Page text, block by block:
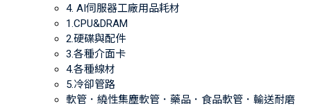
4. AI伺服器工廠用品耗材
1.CPU&DRAM
2.硬碟與配件
3.各種介面卡
4.各種線材
5.冷卻管路
軟管．繞性集塵軟管．藥品．食品軟管．輸送耐磨